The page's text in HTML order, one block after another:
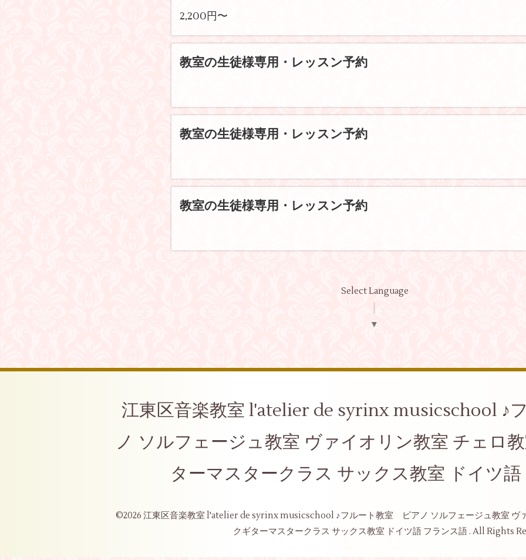
2,200円〜
教室の生徒様専用・レッスン予約
教室の生徒様専用・レッスン予約
教室の生徒様専用・レッスン予約
Select Language
▼
江東区音楽教室 l'atelier de syrinx musicschool ♪
ノ ソルフェージュ教室 ヴァイオリン教室 チェ
ターマスタークラス サックス教室 ドイツ
©2026 江東区音楽教室 l'atelier de syrinx musicschool ♪フルート教室 ピアノ ソルフェージュ教室
クギターマスタークラス サックス教室 ドイツ語 フランス語 . All Rights